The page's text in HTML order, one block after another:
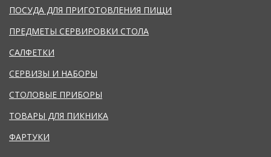
ПОСУДА ДЛЯ ПРИГОТОВЛЕНИЯ ПИЩИ
ПРЕДМЕТЫ СЕРВИРОВКИ СТОЛА
САЛФЕТКИ
СЕРВИЗЫ И НАБОРЫ
СТОЛОВЫЕ ПРИБОРЫ
ТОВАРЫ ДЛЯ ПИКНИКА
ФАРТУКИ